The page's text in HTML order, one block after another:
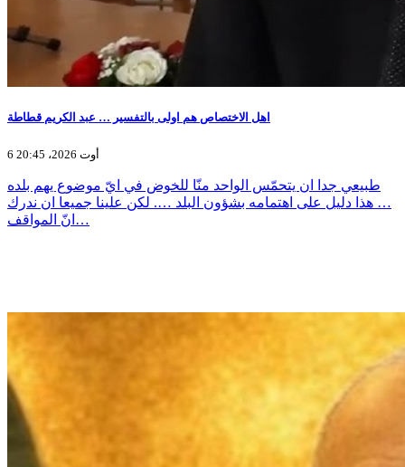
اهل الاختصاص هم اولى بالتفسير … عبد الكريم قطاطة
6 أوت 2026، 20:45
طبيعي جدا ان يتحمّس الواحد منّا للخوض في ايّ موضوع يهم بلده
… هذا دليل على اهتمامه بشؤون البلد …. لكن علينا جميعا ان ندرك
انّ المواقف…